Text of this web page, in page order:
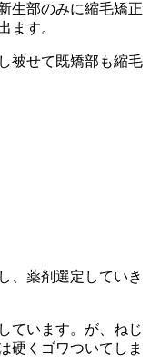
生部のみに縮毛矯正
ます。
被せて既矯部も縮毛
、薬剤選定していき
ています。が、ねじ
硬くゴワついてしま